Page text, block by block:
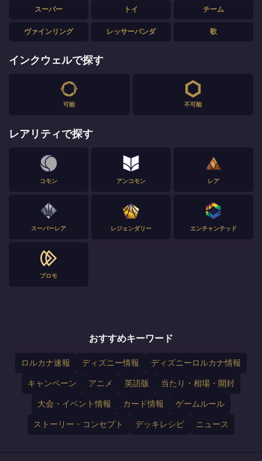
スーパー トイ チーム
ヴァインリング レッサーパンダ 歌
インクウェルで探す
可能 不可能
レアリティで探す
コモン アンコモン レア
スーパーレア レジェンダリー エンチャンテッド
プロモ
おすすめキーワード
ロルカナ速報 ディズニー情報 ディズニーロルカナ情報
キャンペーン アニメ 英語版 当たり・相場・開封
大会・イベント情報 カード情報 ゲームルール
ストーリー・コンセプト デッキレシピ ニュース